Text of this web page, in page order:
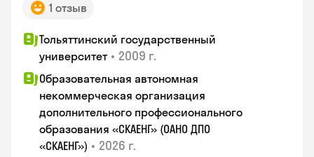
1 отзыв
Тольяттинский государственный
университет • 2009 г.
Образовательная автономная
некоммерческая организация
дополнительного профессионального
образования «СКАЕНГ» (ОАНО ДПО
«СКАЕНГ») • 2026 г.